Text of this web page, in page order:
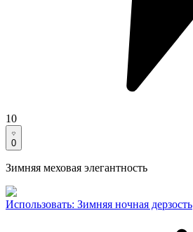
10
0
Зимняя меховая элегантность
Использовать: Зимняя ночная дерзость